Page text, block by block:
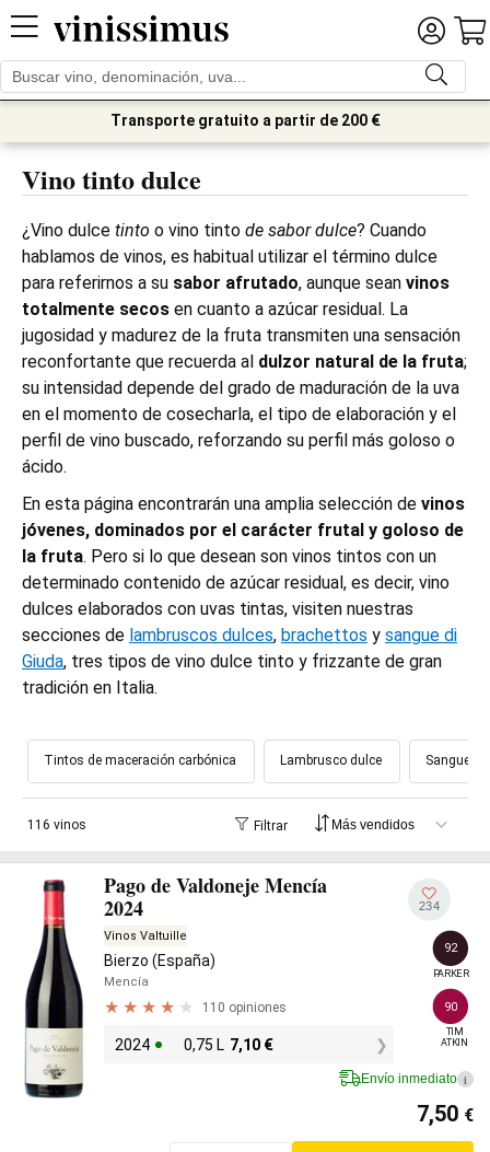
Transporte gratuito a partir de 200 €
Vino tinto dulce
¿Vino dulce tinto o vino tinto de sabor dulce? Cuando
hablamos de vinos, es habitual utilizar el término dulce
para referirnos a su sabor afrutado, aunque sean vinos
totalmente secos en cuanto a azúcar residual. La
jugosidad y madurez de la fruta transmiten una sensación
reconfortante que recuerda al dulzor natural de la fruta;
su intensidad depende del grado de maduración de la uva
en el momento de cosecharla, el tipo de elaboración y el
perfil de vino buscado, reforzando su perfil más goloso o
ácido.
En esta página encontrarán una amplia selección de vinos
jóvenes, dominados por el carácter frutal y goloso de
la fruta. Pero si lo que desean son vinos tintos con un
determinado contenido de azúcar residual, es decir, vino
dulces elaborados con uvas tintas, visiten nuestras
secciones de lambruscos dulces, brachettos y sangue di
Giuda, tres tipos de vino dulce tinto y frizzante de gran
tradición en Italia.
Tintos de maceración carbónica Lambrusco dulce Sangue di
116 vinos Filtrar
Pago de Valdoneje Mencía
2024
Vinos Valtuille
Bierzo (España)
Mencía
110 opiniones
2024 0,75 L 7,10 €
234
92
PARKER
90
TIM
ATKIN
Envío inmediato i
7,50 €